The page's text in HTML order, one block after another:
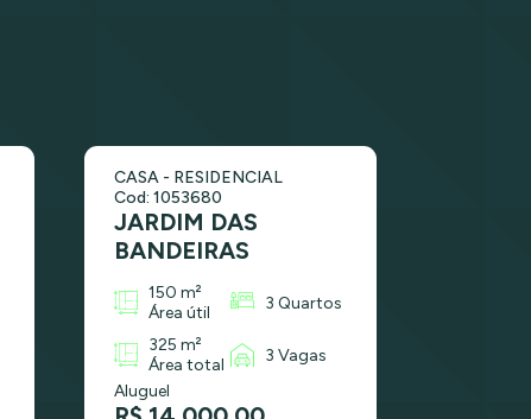
CASA - RESIDENCIAL
Cod: 1053680
JARDIM DAS
BANDEIRAS
150 m²
Área útil
3 Quartos
325 m²
Área total
3 Vagas
Aluguel